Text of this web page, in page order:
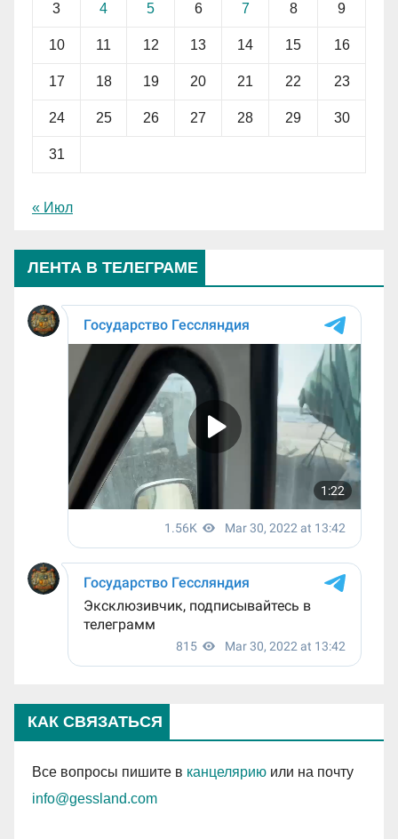
3 4 5 6 7 8 9
10 11 12 13 14 15 16
17 18 19 20 21 22 23
24 25 26 27 28 29 30
31
« Июл
ЛЕНТА В ТЕЛЕГРАМЕ
КАК СВЯЗАТЬСЯ
Все вопросы пишите в канцелярию или на почту
info@gessland.com